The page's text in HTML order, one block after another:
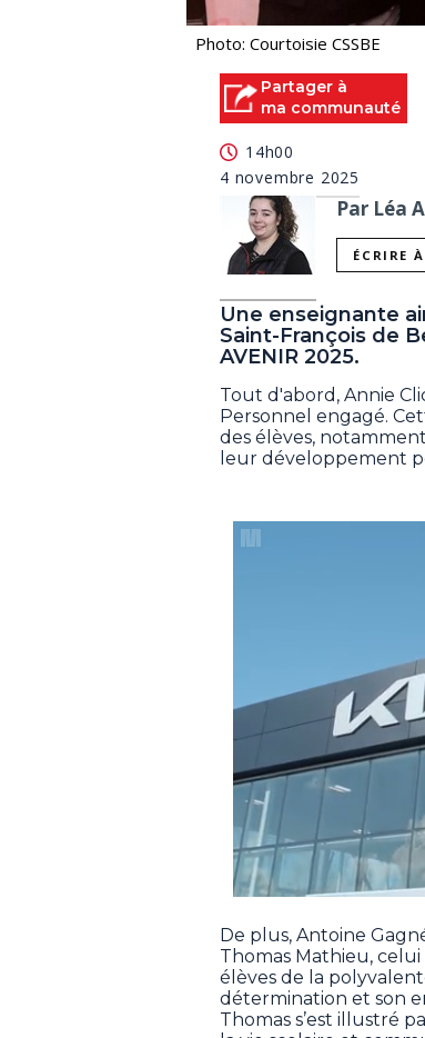
Photo: Courtoisie CSSBE
Partager à
ma communauté
14h00
4 novembre 2025
Par Léa
ÉCRIRE
Une enseignante
Saint-François de
AVENIR 2025.
Tout d'abord, Annie
Personnel engagé.
des élèves,
leur développement
De plus, Antoine
Thomas Mathieu,
élèves de la
détermination et son
Thomas s’est illustré